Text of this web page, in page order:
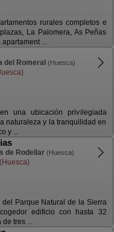
rurales completos e
La Palomera, As Peñas
apartament ...
del Romeral (Huesca)
una ubicación privilegiada
naturaleza y la tranquilidad en
y ...
de Rodellar (Huesca)
Parque Natural de la Sierra
edificio con hasta 32
de tres ...